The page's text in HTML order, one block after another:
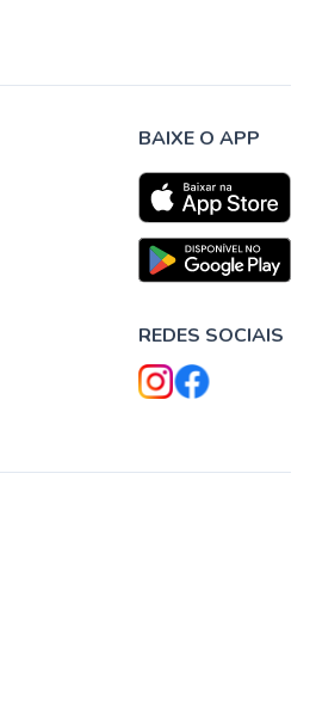
BAIXE O APP
REDES SOCIAIS